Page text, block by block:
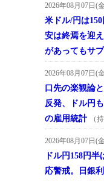
2026年08月07日(
米ドル/円は
安は終焉を迎
があってもサ
2026年08月07日(
口先の楽観論
反発、ドル円
の雇用統計
（
2026年08月07日(
ドル円158円
応警戒。日銀